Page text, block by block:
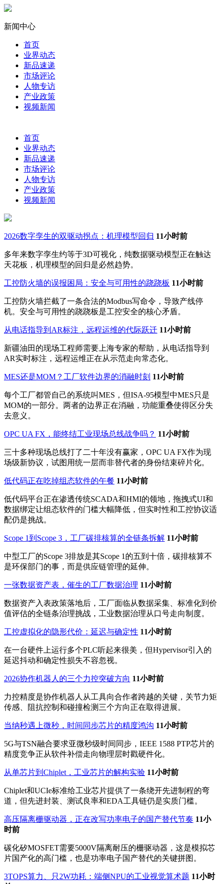
新闻中心
首页
业界动态
新品速递
市场评论
人物专访
产业政策
视频新闻
首页
业界动态
新品速递
市场评论
人物专访
产业政策
视频新闻
2026数字孪生的双驱动拐点：机理模型回归 11小时前
多年来数字孪生约等于3D可视化，纯数据驱动模型正在触达
天花板，机理模型的回归是必然趋势。
工控防火墙的误报困局：安全与可用性的跷跷板 11小时前
工控防火墙拦截了一条合法的Modbus写命令，导致产线停
机。安全与可用性的跷跷板是工控安全的核心矛盾。
从电话指导到AR标注，远程运维的代际跃迁 11小时前
新疆油田的现场工程师需要上海专家的帮助，从电话指导到
AR实时标注，远程运维正在从示范走向常态化。
MES还是MOM？工厂软件边界的消融时刻 11小时前
每个工厂都管自己的系统叫MES，但ISA-95模型中MES只是
MOM的一部分。两者的边界正在消融，功能重叠使得区分失
去意义。
OPC UA FX，能终结工业现场总线战争吗？ 11小时前
三十多种现场总线打了二十年没有赢家，OPC UA FX作为现
场级新协议，试图用统一层而非替代者的身份结束碎片化。
低代码正在吃掉组态软件的午餐 11小时前
低代码平台正在渗透传统SCADA和HMI的领地，拖拽式UI和
数据绑定让组态软件的门槛大幅降低，但实时性和工控协议适
配仍是挑战。
Scope 1到Scope 3，工厂碳排核算的全链条拆解 11小时前
中型工厂的Scope 3排放是其Scope 1的五到十倍，碳排核算不
是环保部门的事，而是供应链管理的延伸。
一张数据资产表，催生的工厂数据治理 11小时前
数据资产入表政策落地后，工厂面临从数据采集、标准化到价
值评估的全链条治理挑战，工业数据治理从口号走向制度。
工控虚拟化的隐形代价：延迟与确定性 11小时前
在一台硬件上运行多个PLC听起来很美，但Hypervisor引入的
延迟抖动和确定性损失不容忽视。
2026协作机器人的三个力控突破方向 11小时前
力控精度是协作机器人从工具向合作者跨越的关键，关节力矩
传感、阻抗控制和碰撞检测三个方向正在取得进展。
当纳秒遇上微秒，时间同步芯片的精度鸿沟 11小时前
5G与TSN融合要求亚微秒级时间同步，IEEE 1588 PTP芯片的
精度竞争正从软件补偿走向物理层时戳硬件化。
从单芯片到Chiplet，工业芯片的解构实验 11小时前
Chiplet和UCIe标准给工业芯片提供了一条绕开先进制程的弯
道，但先进封装、测试良率和EDA工具链仍是实质门槛。
高压隔离栅驱动器，正在改写功率电子的国产替代节奏 11小
时前
碳化矽MOSFET需要5000V隔离耐压的栅驱动器，这是模拟芯
片国产化的高门槛，也是功率电子国产替代的关键拼图。
3TOPS算力、只2W功耗：端侧NPU的工业视觉算术题 11小时